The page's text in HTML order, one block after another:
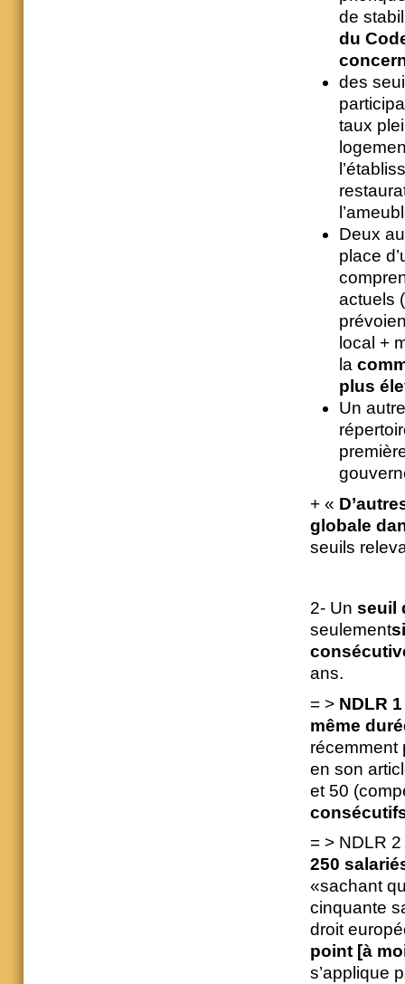
de
du
des
taux
Deux
place
actuels
local +
la
plus
Un
+ «
globale
seuils
2- Un seuil
seulement
ans.
= > NDLR
même
récemment
en son
et 50
= > NDLR
250
«sachant
cinquante
droit
point [à
s’applique